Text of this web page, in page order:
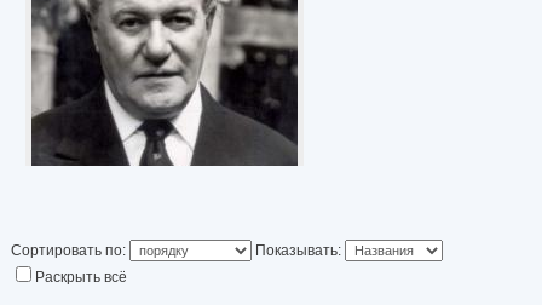
Сортировать по:
Показывать:
Раскрыть всё